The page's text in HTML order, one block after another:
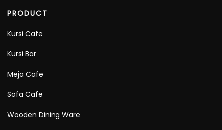
PRODUCT
Kursi Cafe
Kursi Bar
Meja Cafe
Sofa Cafe
Wooden Dining Ware